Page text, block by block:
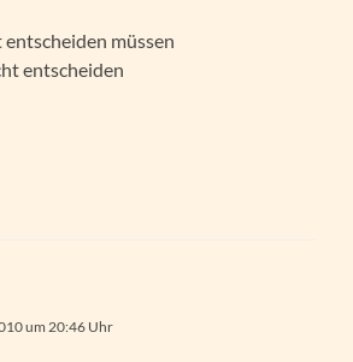
müssen
entscheiden
um 20:46 Uhr